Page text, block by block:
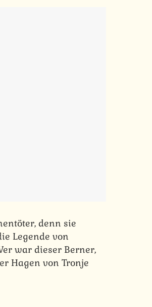
denn sie
Legende von
war dieser Berner,
Hagen von Tronje